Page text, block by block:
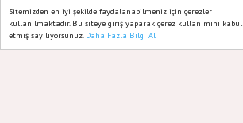
Sitemizden en iyi şekilde faydalanabilmeniz için çerezler
kullanılmaktadır. Bu siteye giriş yaparak çerez kullanımını kabul
etmiş sayılıyorsunuz. Daha Fazla Bilgi Al
GAZETE ATAŞEHIR 2020
Yazılım |
Ana Sayfa Web TV